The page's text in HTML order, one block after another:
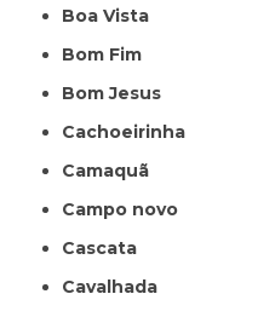
Boa Vista
Bom Fim
Bom Jesus
Cachoeirinha
Camaquã
Campo novo
Cascata
Cavalhada